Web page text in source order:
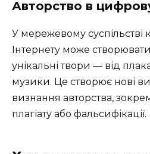
Авторство в
У мережевому суспільстві
Інтернету може
унікальні твори — від
музики. Це створює нові
визнання авторства,
плагіату або фальсифікації.